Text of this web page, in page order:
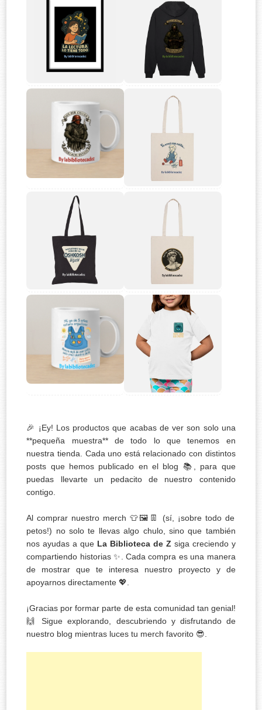
🎉 ¡Ey! Los productos que acabas de ver son solo una
**pequeña muestra** de todo lo que tenemos en
nuestra tienda. Cada uno está relacionado con distintos
posts que hemos publicado en el blog 📚, para que
puedas llevarte un pedacito de nuestro contenido
contigo.
Al comprar nuestro merch 👕🖼️👖 (sí, ¡sobre todo de
petos!) no solo te llevas algo chulo, sino que también
nos ayudas a que La Biblioteca de Z siga creciendo y
compartiendo historias ✨. Cada compra es una manera
de mostrar que te interesa nuestro proyecto y de
apoyarnos directamente 💖.
¡Gracias por formar parte de esta comunidad tan genial!
🙌 Sigue explorando, descubriendo y disfrutando de
nuestro blog mientras luces tu merch favorito 😎.